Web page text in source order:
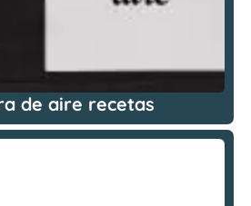
de aire recetas